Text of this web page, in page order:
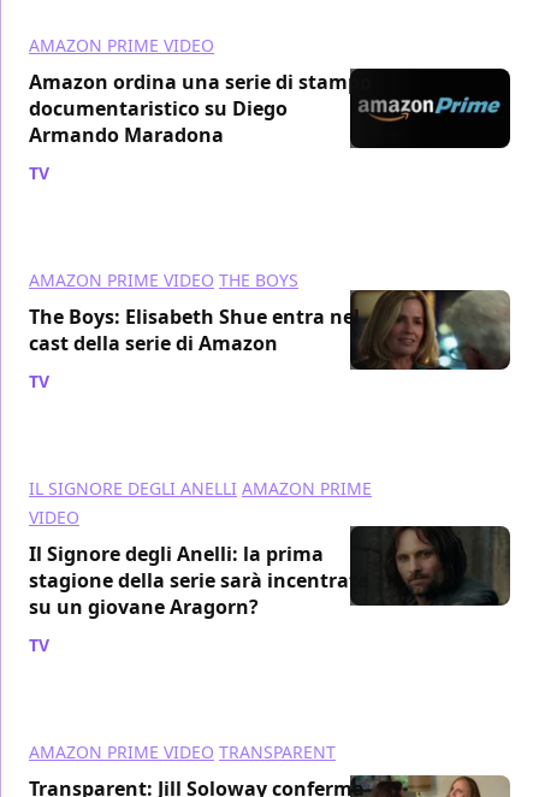
AMAZON PRIME VIDEO
Amazon ordina una serie di stampo
documentaristico su Diego
Armando Maradona
TV
AMAZON PRIME VIDEO THE BOYS
The Boys: Elisabeth Shue entra nel
cast della serie di Amazon
TV
IL SIGNORE DEGLI ANELLI AMAZON PRIME
VIDEO
Il Signore degli Anelli: la prima
stagione della serie sarà incentrata
su un giovane Aragorn?
TV
AMAZON PRIME VIDEO TRANSPARENT
Transparent: Jill Soloway conferma